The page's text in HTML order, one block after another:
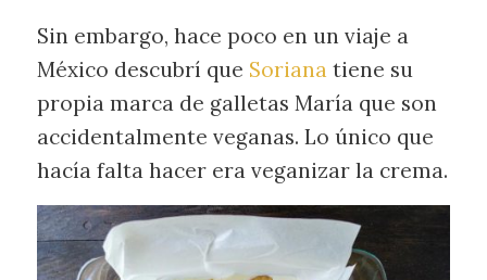
Sin embargo, hace poco en un viaje a
México descubrí que Soriana tiene su
propia marca de galletas María que son
accidentalmente veganas. Lo único que
hacía falta hacer era veganizar la crema.